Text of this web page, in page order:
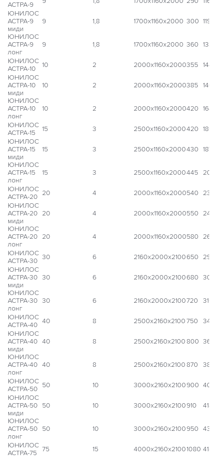
АСТРА-9
ЮНИЛОС
АСТРА-9
миди
9 1,8 1700x1160x2000 300 119
ЮНИЛОС
АСТРА-9
лонг
9 1,8 1700x1160x2000 360 133
ЮНИЛОС
АСТРА-10
10 2 2000x1160x2000355 144
ЮНИЛОС
АСТРА-10
миди
10 2 2000x1160x2000385 146
ЮНИЛОС
АСТРА-10
лонг
10 2 2000x1160x2000420 164
ЮНИЛОС
АСТРА-15
15 3 2500x1160x2000420 180
ЮНИЛОС
АСТРА-15
миди
15 3 2500x1160x2000430 187
ЮНИЛОС
АСТРА-15
лонг
15 3 2500x1160x2000445 206
ЮНИЛОС
АСТРА-20 20 4 2000x1160x2000540 238
ЮНИЛОС
АСТРА-20
миди
20 4 2000x1160x2000550 249
ЮНИЛОС
АСТРА-20
лонг
20 4 2000x1160x2000580 262
ЮНИЛОС
АСТРА-30 30 6 2160x2000x2100650 299
ЮНИЛОС
АСТРА-30
миди
30 6 2160x2000x2100680 305
ЮНИЛОС
АСТРА-30
лонг
30 6 2160x2000x2100720
310
ЮНИЛОС
АСТРА-40 40 8 2500x2160x2100750
343
ЮНИЛОС
АСТРА-40
миди
40 8 2500x2160x2100 800 366
ЮНИЛОС
АСТРА-40
лонг
40 8 2500x2160x2100 870
389
ЮНИЛОС
АСТРА-50
50 10 3000x2160x2100900 409
ЮНИЛОС
АСТРА-50
миди
50 10 3000x2160x2100910
414
ЮНИЛОС
АСТРА-50
лонг
50 10 3000x2160x2100950 430
ЮНИЛОС
АСТРА-75
75 15 4000x2160x21001080 414